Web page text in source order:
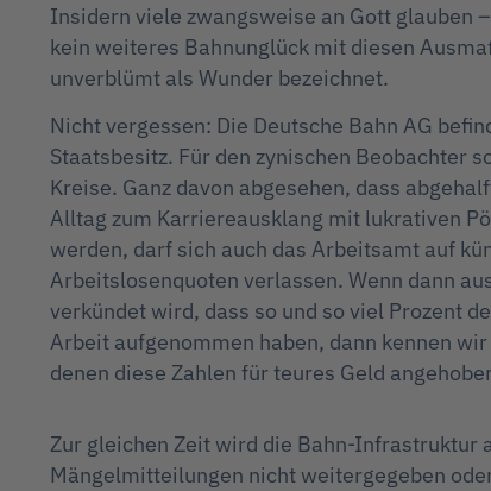
Insidern viele zwangsweise an Gott glauben
kein weiteres Bahnunglück mit diesen
unverblümt als Wunder bezeichnet.
Nicht vergessen: Die Deutsche Bahn AG
Staatsbesitz. Für den zynischen Beobachter
Kreise. Ganz davon abgesehen, dass
Alltag zum Karriereausklang mit lukrativen
werden, darf sich auch das Arbeitsamt auf
Arbeitslosenquoten verlassen. Wenn dann
verkündet wird, dass so und so viel Prozent
Arbeit aufgenommen haben, dann kennen
denen diese Zahlen für teures Geld
Zur gleichen Zeit wird die Bahn-Infrastruktur
Mängelmitteilungen nicht weitergegeben